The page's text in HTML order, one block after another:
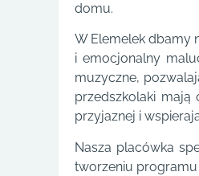
domu.
W Elemelek dbamy
i emocjonalny
muzyczne,
przedszkolaki
przyjaznej i
Nasza placówka
tworzeniu